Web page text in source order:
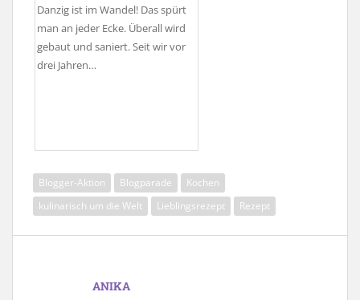
Danzig ist im Wandel! Das spürt
man an jeder Ecke. Überall wird
gebaut und saniert. Seit wir vor
drei Jahren…
Blogger-Aktion Blogparade
Kochen
kulinarisch um die Welt
Lieblingsrezept Rezept
ANIKA